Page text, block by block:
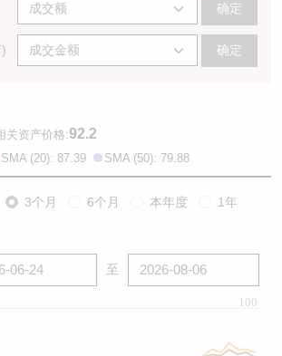
确定
确定
关资产价格:92.2
SMA (20): 87.39 SMA (50): 79.88
3个月 6个月 本年度 1年
至
100